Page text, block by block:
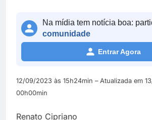
Na mídia tem notícia boa:
comunidade
Entrar Agora
12/09/2023 às 15h24min – Atualizada em
00h00min
Renato Cipriano